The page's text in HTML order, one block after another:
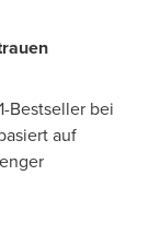
Bestseller bei
auf